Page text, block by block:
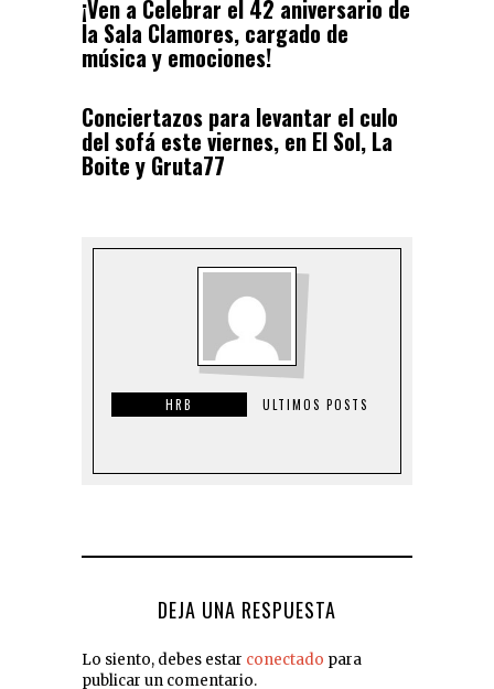
¡Ven a Celebrar el 42 aniversario de
la Sala Clamores, cargado de
música y emociones!
Conciertazos para levantar el culo
del sofá este viernes, en El Sol, La
Boite y Gruta77
HRB ULTIMOS POSTS
DEJA UNA RESPUESTA
Lo siento, debes estar conectado para
publicar un comentario.